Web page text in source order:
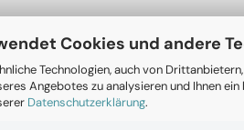
Cookies und andere
Technologien, auch von
Angebotes zu analysieren und Ihnen
Datenschutzerklärung.